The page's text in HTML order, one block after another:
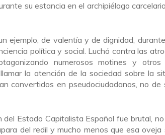
su estancia en el archipiélago
ejemplo, de valentía y de dignidad,
política y social. Luchó contra las
numerosos motines y
la atención de la sociedad sobre la
convertidos en pseudociudadanos, no
del Estado Capitalista Español fue brutal,
del redil y mucho menos que esa